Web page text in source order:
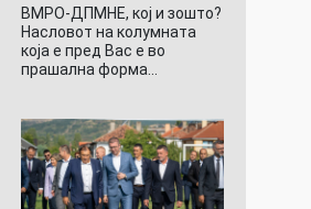
ВМРО-ДПМНЕ, кој и зошто?
Насловот на колумната
која е пред Вас е во
прашална форма…